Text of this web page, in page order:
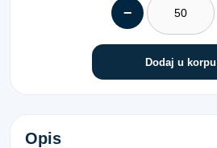
−
Dodaj u korpu
(PAR) SPAJALICA
Opis